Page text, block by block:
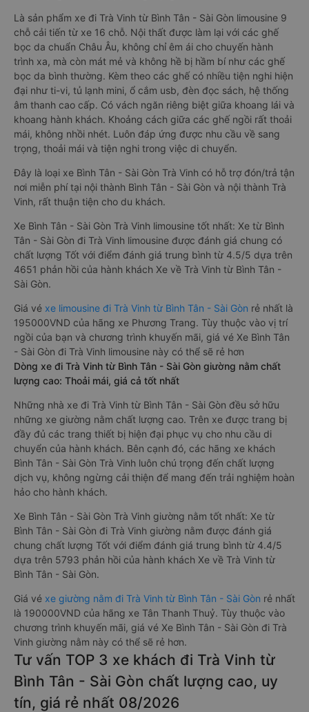
Là sản phẩm xe đi Trà Vinh từ Bình Tân - Sài Gòn limousine 9
chỗ cải tiến từ xe 16 chỗ. Nội thất được làm lại với các ghế
bọc da chuẩn Châu Âu, không chỉ êm ái cho chuyến hành
trình xa, mà còn mát mẻ và không hề bị hầm bí như các ghế
bọc da bình thường. Kèm theo các ghế có nhiều tiện nghi hiện
đại như ti-vi, tủ lạnh mini, ổ cắm usb, đèn đọc sách, hệ thống
âm thanh cao cấp. Có vách ngăn riêng biệt giữa khoang lái và
khoang hành khách. Khoảng cách giữa các ghế ngồi rất thoải
mái, không nhồi nhét. Luôn đáp ứng được nhu cầu về sang
trọng, thoải mái và tiện nghi trong việc di chuyển.
Đây là loại xe Bình Tân - Sài Gòn Trà Vinh có hỗ trợ đón/trả tận
nơi miễn phí tại nội thành Bình Tân - Sài Gòn và nội thành Trà
Vinh, rất thuận tiện cho du khách.
Xe Bình Tân - Sài Gòn Trà Vinh limousine tốt nhất: Xe từ Bình
Tân - Sài Gòn đi Trà Vinh limousine được đánh giá chung có
chất lượng Tốt với điểm đánh giá trung bình từ 4.5/5 dựa trên
4651 phản hồi của hành khách Xe về Trà Vinh từ Bình Tân -
Sài Gòn.
Giá vé xe limousine đi Trà Vinh từ Bình Tân - Sài Gòn rẻ nhất là
195000VND của hãng xe Phương Trang. Tùy thuộc vào vị trí
ngồi của bạn và chương trình khuyến mãi, giá vé Xe Bình Tân
- Sài Gòn đi Trà Vinh limousine này có thể sẽ rẻ hơn
Dòng xe đi Trà Vinh từ Bình Tân - Sài Gòn giường nằm chất
lượng cao: Thoải mái, giá cả tốt nhất
Những nhà xe đi Trà Vinh từ Bình Tân - Sài Gòn đều sở hữu
những xe giường nằm chất lượng cao. Trên xe được trang bị
đầy đủ các trang thiết bị hiện đại phục vụ cho nhu cầu di
chuyển của hành khách. Bên cạnh đó, các hãng xe khách
Bình Tân - Sài Gòn Trà Vinh luôn chú trọng đến chất lượng
dịch vụ, không ngừng cải thiện để mang đến trải nghiệm hoàn
hảo cho hành khách.
Xe Bình Tân - Sài Gòn Trà Vinh giường nằm tốt nhất: Xe từ
Bình Tân - Sài Gòn đi Trà Vinh giường nằm được đánh giá
chung chất lượng Tốt với điểm đánh giá trung bình từ 4.4/5
dựa trên 5793 phản hồi của hành khách Xe về Trà Vinh từ
Bình Tân - Sài Gòn.
Giá vé xe giường nằm đi Trà Vinh từ Bình Tân - Sài Gòn rẻ nhất
là 190000VND của hãng xe Tân Thanh Thuỷ. Tùy thuộc vào
chương trình khuyến mãi, giá vé Xe Bình Tân - Sài Gòn đi Trà
Vinh giường nằm này có thể sẽ rẻ hơn.
Tư vấn TOP 3 xe khách đi Trà Vinh từ
Bình Tân - Sài Gòn chất lượng cao, uy
tín, giá rẻ nhất 08/2026